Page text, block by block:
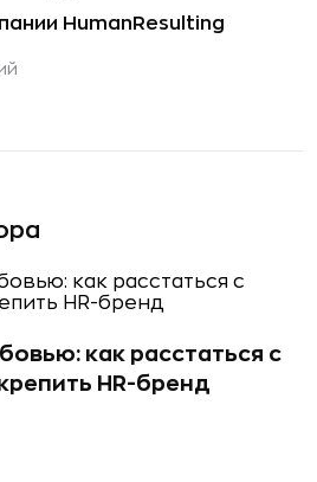
как расстаться с
HR-бренд
HumanResulting